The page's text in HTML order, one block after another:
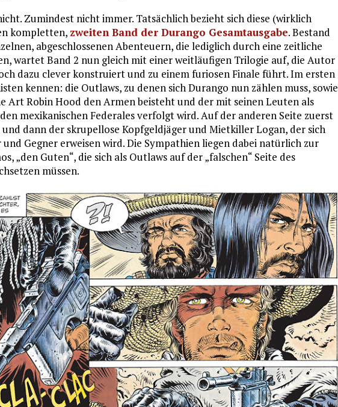
Zumindest nicht immer. Tatsächlich bezieht sich diese (wirklich
kompletten, zweiten Band der Durango Gesamtausgabe. Bestand
abgeschlossenen Abenteuern, die lediglich durch eine zeitliche
wartet Band 2 nun gleich mit einer weitläufigen Trilogie auf, die Autor
dazu clever konstruiert und zu einem furiosen Finale führt. Im ersten
kennen: die Outlaws, zu denen sich Durango nun zählen muss, sowie
Art Robin Hood den Armen beisteht und der mit seinen Leuten als
mexikanischen Federales verfolgt wird. Auf der anderen Seite zuerst
dann der skrupellose Kopfgeldjäger und Mietkiller Logan, der sich
Gegner erweisen wird. Die Sympathien liegen dabei natürlich zur
„den Guten“, die sich als Outlaws auf der „falschen“ Seite des
müssen.